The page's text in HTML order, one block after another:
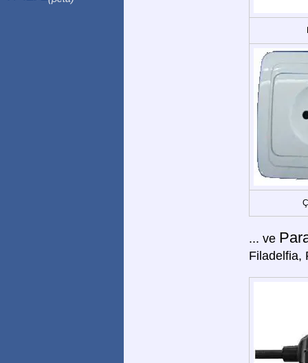
... ve
Filadelfia,